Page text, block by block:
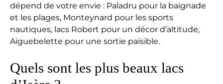
dépend de votre envie : Paladru pour la baignade
et les plages, Monteynard pour les sports
nautiques, lacs Robert pour un décor d’altitude,
Aiguebelette pour une sortie paisible.
Quels sont les plus beaux lacs